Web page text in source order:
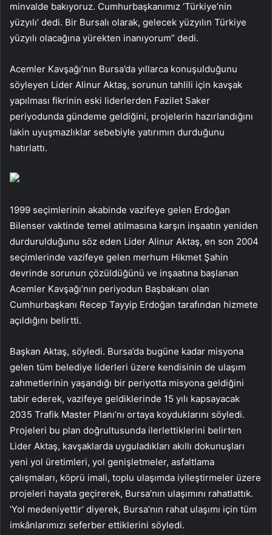
minvalde bakıyoruz. Cumhurbaşkanımız ‘Türkiye’nin
yüzyılı’ dedi. Bir Bursalı olarak, gelecek yüzyılın Türkiye
yüzyılı olacağına yürekten inanıyorum” dedi.
Acemler Kavşağı’nın Bursa’da yıllarca konuşulduğunu
söyleyen Lider Alinur Aktaş, sorunun tahlili için kavşak
yapılması fikrinin eski liderlerden Fazilet Saker
periyodunda gündeme geldiğini, projelerin hazırlandığını
lakin uyuşmazlıklar sebebiyle yatırımın durduğunu
hatırlattı.
1999 seçimlerinin akabinde vazifeye gelen Erdoğan
Bilenser vaktinde temel atılmasına karşın inşaatın yeniden
durdurulduğunu söz eden Lider Alinur Aktaş, en son 2004
seçimlerinde vazifeye gelen merhum Hikmet Şahin
devrinde sorunun çözüldüğünü ve inşaatına başlanan
Acemler Kavşağı’nın periyodun Başbakanı olan
Cumhurbaşkanı Recep Tayyip Erdoğan tarafından hizmete
açıldığını belirtti.
Başkan Aktaş, söyledi. Bursa’da bugüne kadar misyona
gelen tüm belediye liderleri üzere kendisinin de ulaşım
zahmetlerinin yaşandığı bir periyotta misyona geldiğini
tabir ederek, vazifeye geldiklerinde 15 yılı kapsayacak
2035 Trafik Master Planı’nı ortaya koyduklarını söyledi.
Projeleri bu plan doğrultusunda ilerlettiklerini belirten
Lider Aktaş, kavşaklarda uyguladıkları akıllı dokunuşları
yeni yol üretimleri, yol genişletmeler, asfaltlama
çalışmaları, köprü imali, toplu ulaşımda iyileştirmeler üzere
projeleri hayata geçirerek, Bursa’nın ulaşımını rahatlattık.
‘Yol medeniyettir’ diyerek, Bursa’nın rahat ulaşımı için tüm
imkânlarımızı seferber ettiklerini söyledi.